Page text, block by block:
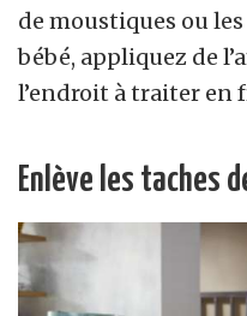
de moustiques ou
bébé, appliquez de
l’endroit à traiter
Enlève les taches